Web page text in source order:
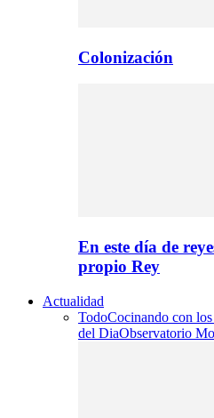
Colonización
En este día de
propio Rey
Actualidad
TodoCocinando con
del DiaObservatorio